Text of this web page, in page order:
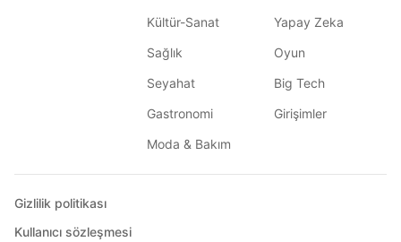
Kültür-Sanat
Sağlık
Seyahat
Gastronomi
Moda & Bakım
Yapay Zeka
Oyun
Big Tech
Girişimler
Gizlilik politikası
Kullanıcı sözleşmesi